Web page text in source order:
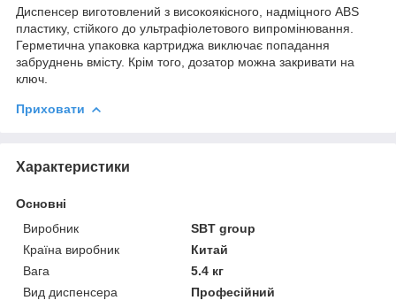
Диспенсер виготовлений з високоякісного, надміцного ABS
пластику, стійкого до ультрафіолетового випромінювання.
Герметична упаковка картриджа виключає попадання
забруднень вмісту. Крім того, дозатор можна закривати на
ключ.
Приховати
Характеристики
Основні
Виробник
SBT group
Країна виробник
Китай
Вага
5.4 кг
Вид диспенсера
Професійний